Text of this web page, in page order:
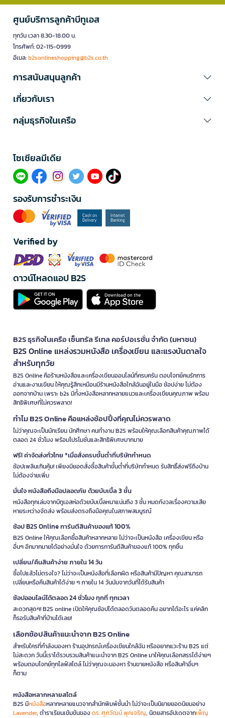
ศูนย์บริการลูกค้าบีทูเอส
ทุกวัน เวลา 8.30-18.00 น.
โทรศัพท์: 02-115-0999
อีเมล:b2sonlineshopping@b2s.co.th
การสนับสนุนลูกค้า
เกี่ยวกับเรา
กลุ่มธุรกิจในเครือ
โซเซียลมีเดีย​
รองรับการชำระเงิน
Verified by
ดาวน์โหลดแอป B2S
B2S ธุรกิจในเครือ เซ็นทรัล รีเทล คอร์ปอเรชั่น จำกัด (มหาชน)
B2S Online แหล่งรวมหนังสือ เครื่องเขียน และแรงบันดาลใจ
สำหรับทุกวัย
B2S Online คือร้านหนังสือและเครื่องเขียนออนไลน์ที่ครบครัน ตอบโจทย์คนรักการ
อ่านและงานเขียน ให้คุณรู้สึกเหมือนมีร้านหนังสือใกล้ฉันอยู่ในมือ ช้อปง่าย ไม่ต้อง
ออกจากบ้าน เพราะ b2s มีทั้งหนังสือหลากหลายแนวและเครื่องเขียนคุณภาพ พร้อม
สิทธิพิเศษที่ไม่ควรพลาด!
ทำไม B2S Online คือแหล่งช้อปปิ้งที่คุณไม่ควรพลาด
ไม่ว่าคุณจะเป็นนักเรียน นักศึกษา คนทำงาน B2S พร้อมให้คุณเลือกสินค้าคุณภาพได้
ตลอด 24 ชั่วโมง พร้อมโปรโมชั่นและสิทธิพิเศษมากมาย
ฟรี! ค่าจัดส่งทั่วไทย *เมื่อสั่งครบขั้นต่ำที่บริษัทกำหนด
ช้อปเพลินเกินคุ้ม! เพียงมียอดสั่งซื้อสินค้าขั้นต่ำที่บริษัทกำหนด รับสิทธิ์ส่งฟรีถึงบ้าน
ไม่ต้องจ่ายเพิ่ม
มั่นใจ หนังสือถึงมือปลอดภัย ด้วยบับเบิ้ล 3 ชั้น
หนังสือทุกเล่มจากบีทูเอสห่อด้วยบับเบิ้ลหนาแน่นถึง 3 ชั้น หมดกังวลเรื่องความเสีย
หายระหว่างจัดส่ง พร้อมส่งตรงถึงมือคุณในสภาพสมบูรณ์
ช้อป B2S Online การันตีสินค้าของแท้ 100%
B2S Online ให้คุณเลือกซื้อสินค้าหลากหลาย ไม่ว่าจะเป็นหนังสือ เครื่องเขียน หรือ
อื่นๆ อีกมากมายได้อย่างมั่นใจ ด้วยการการันตีสินค้าของแท้ 100% ทุกชิ้น
เปลี่ยน/คืนสินค้าง่าย ภายใน 14 วัน
ซื้อไปแล้วไม่ตรงใจ? ไม่ว่าจะเป็นหนังสือที่เลือกผิด หรือสินค้ามีปัญหา คุณสามารถ
เปลี่ยนหรือคืนสินค้าได้ง่าย ๆ ภายใน 14 วันนับจากวันที่ได้รับสินค้า
ช้อปออนไลน์ได้ตลอด 24 ชั่วโมง ทุกที่ ทุกเวลา
สะดวกสุดๆ! B2S online เปิดให้คุณช้อปได้ตลอดวันตลอดคืน อยากได้อะไร แค่คลิก
ก็รอรับสินค้าที่บ้านได้เลย!
เลือกช้อปสินค้าแนะนำจาก B2S Online
สำหรับใครที่กำลังมองหา ร้านอุปกรณ์เครื่องเขียนใกล้ฉัน หรืออยากแวะร้าน B2S แต่
ไม่สะดวก วันนี้เราได้รวบรวมสินค้าแนะนำจาก B2S Online มาให้คุณเลือกสรรได้ง่ายๆ
พร้อมตอบโจทย์ทุกไลฟ์สไตล์ ไม่ว่าคุณจะมองหา ร้านขายหนังสือ หรือสินค้าอื่นๆ
ก็ตาม
หนังสือหลากหลายสไตล์
B2S มีหนังสือหลากหลายแนวจากสำนักพิมพ์ชั้นนำ ไม่ว่าจะเป็นนิยายยอดนิยมอย่าง
Lavender, ตำราเรียนเข้มข้นของดร. ศุภวัฒน์ พุกเจริญ, นิตยสารอัปเดตจากเพ็ญ